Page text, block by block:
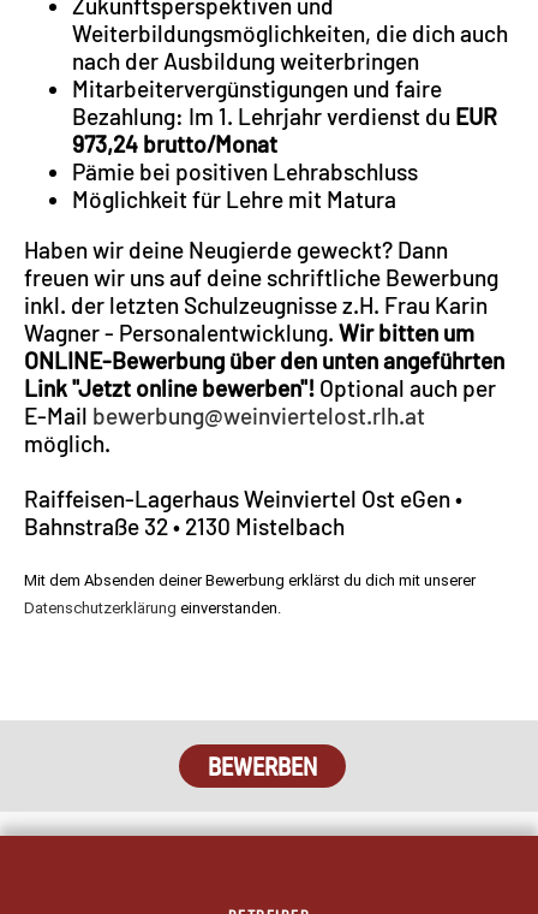
Weiterbildungsmöglichkeiten, die dich auch
nach der Ausbildung weiterbringen
Mitarbeitervergünstigungen und faire
Bezahlung: Im 1. Lehrjahr verdienst du EUR
973,24 brutto/Monat
Pämie bei positiven Lehrabschluss
Möglichkeit für Lehre mit Matura
Haben wir deine Neugierde geweckt? Dann
freuen wir uns auf deine schriftliche Bewerbung
inkl. der letzten Schulzeugnisse z.H. Frau Karin
Wagner - Personalentwicklung. Wir bitten um
ONLINE-Bewerbung über den unten angeführten
Link "Jetzt online bewerben"! Optional auch per
E-Mail bewerbung@weinviertelost.rlh.at
möglich.
Raiffeisen-Lagerhaus Weinviertel Ost eGen •
Bahnstraße 32 • 2130 Mistelbach
Mit dem Absenden deiner Bewerbung erklärst du dich mit unserer
Datenschutzerklärung einverstanden.